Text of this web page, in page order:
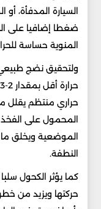
السيارة المدفأة،
ضغطا إضافيا على
المنوية حساسة
ولتحقيق نضج طبيعي
حراري منتظم يقلل
المحمول على الفخذ
الموضعية ويخلق ما
النطفة.
كما يؤثر الكحول
حركتها ويزيد من